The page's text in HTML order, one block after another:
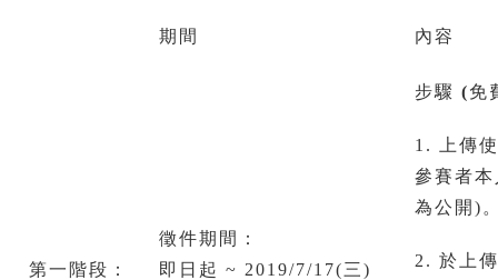
期間 內容
第一階段：
徵件期間：
即日起 ~ 2019/7/17(三)
步驟 (免
1. 上傳
參賽者
為公開)
2. 於上